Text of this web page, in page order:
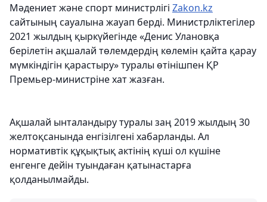
Мәдениет және спорт министрлігі Zakon.kz
сайтының сауалына жауап берді. Министрліктегілер
2021 жылдың қыркүйегінде «Денис Улановқа
берілетін ақшалай төлемдердің көлемін қайта қарау
мүмкіндігін қарастыру» туралы өтінішпен ҚР
Премьер-министріне хат жазған.
Ақшалай ынталандыру туралы заң 2019 жылдың 30
желтоқсанында енгізілгені хабарланды. Ал
нормативтік құқықтық актінің күші ол күшіне
енгенге дейін туындаған қатынастарға
қолданылмайды.